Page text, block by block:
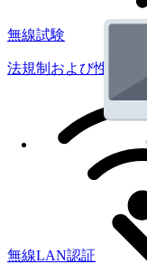
無線試験
法規制および性能試験
無線LAN認証